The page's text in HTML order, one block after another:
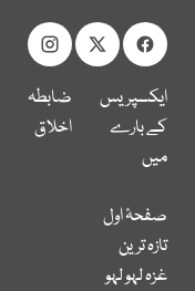
ایکسپریس
کے بارے
میں
ضابطہ
اخلاق
صفحۂ اول
تازہ ترین
غزہ لہو لہو